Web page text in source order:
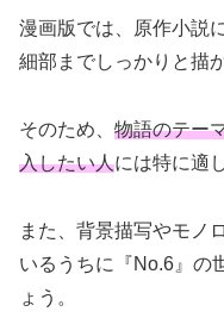
漫画版では、原作小説
細部までしっかりと描
そのため、 物語のテー
入したい人には特に適
また、背景描写やモノ
いるうちに『No.6』の
ょう。